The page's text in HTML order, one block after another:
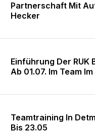
Partnerschaft Mit
Hecker
Einführung Der RUK
Ab 01.07. Im Team
Teamtraining In
Bis 23.05